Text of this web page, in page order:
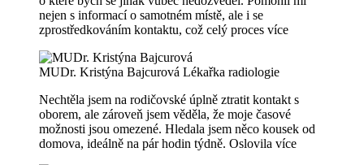
nejen s informací o samotném místě, ale i se
zprostředkováním kontaktu, což celý proces více
MUDr. Kristýna Bajcurová Lékařka radiologie
Nechtěla jsem na rodičovské úplně ztratit kontakt s
oborem, ale zároveň jsem věděla, že moje časové
možnosti jsou omezené. Hledala jsem něco kousek od
domova, ideálně na pár hodin týdně. Oslovila více